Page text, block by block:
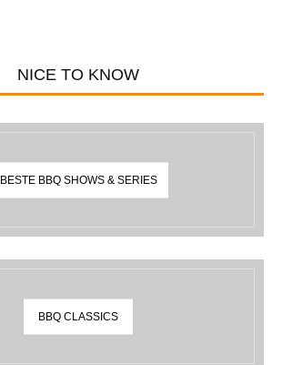
NICE TO KNOW
BESTE BBQ SHOWS & SERIES
BBQ CLASSICS